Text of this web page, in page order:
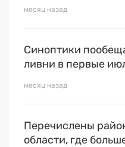
месяц назад
Синоптики
ливни в первые
месяц назад
Перечислены
области, где